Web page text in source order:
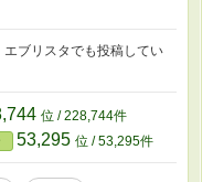
ブリスタでも投稿してい
位 / 228,744件
53,295 位 / 53,295件